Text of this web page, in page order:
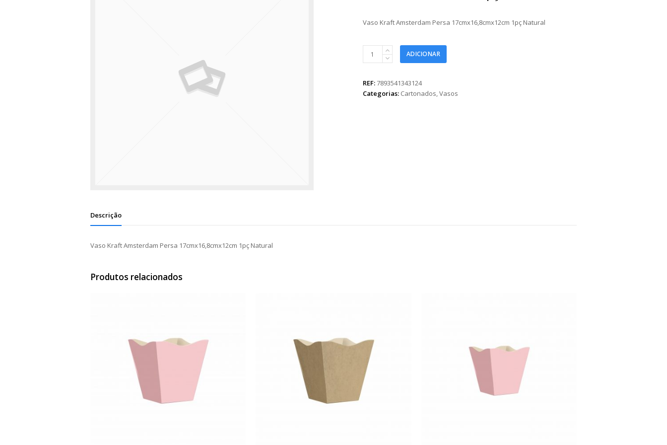
Vaso Kraft Amsterdam Persa 17cmx16,8cmx12cm 1pç Natural
Persa
17cmx16,8cmx12cm
ADICIONAR
REF:7893541343124
Categorias: Cartonados,Vasos
Descrição
Vaso Kraft Amsterdam Persa 17cmx16,8cmx12cm 1pç Natural
Produtos relacionados